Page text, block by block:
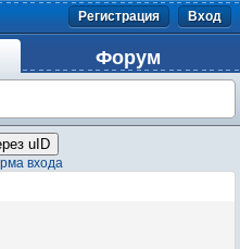
Регистрация Вход
Форум
uID
входа